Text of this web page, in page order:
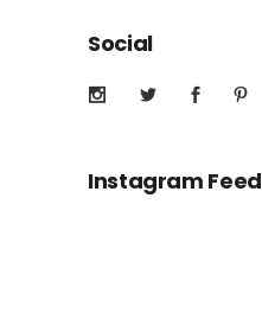
Social
Instagram Feed